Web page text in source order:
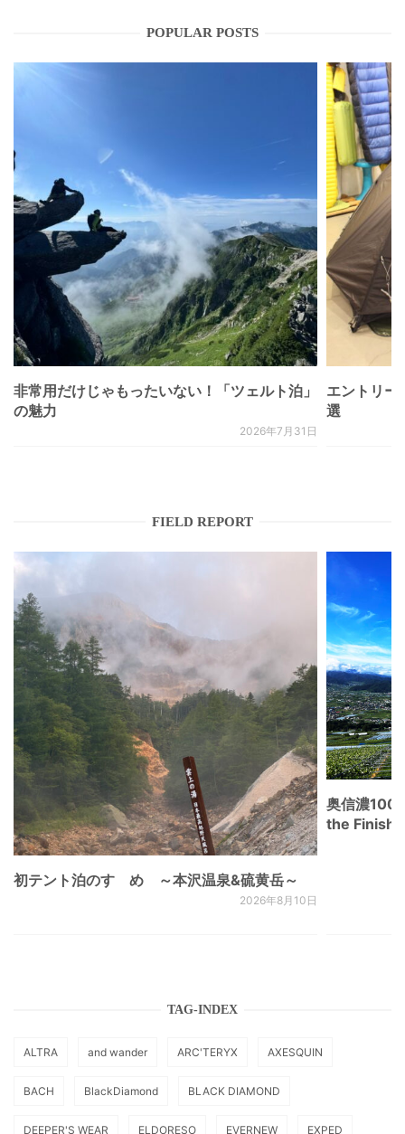
POPULAR POSTS
非常用だけじゃもったいない！「ツェルト泊」
の魅力
2026年7月31日
エントリー
選
FIELD REPORT
初テント泊のすゝめ ～本沢温泉&硫黄岳～
2026年8月10日
奥信濃100
the Finish
TAG-INDEX
ALTRA and wander ARC'TERYX AXESQUIN
BACH BlackDiamond BLACK DIAMOND
DEEPER'S WEAR ELDORESO EVERNEW EXPED